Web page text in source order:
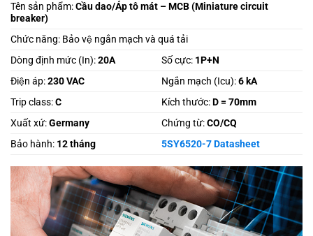
Tên sản phẩm:Cầu dao/Áp tô mát – MCB (Miniature circuit
breaker)
Chức năng: Bảo vệ ngắn mạch và quá tải
Dòng định mức (In):20A Số cực:1P+N
Điện áp:230 VAC Ngắn mạch (Icu):6 kA
Trip class:C Kích thước:D = 70mm
Xuất xứ:Germany Chứng từ:CO/CQ
Bảo hành: 12 tháng 5SY6520-7 Datasheet